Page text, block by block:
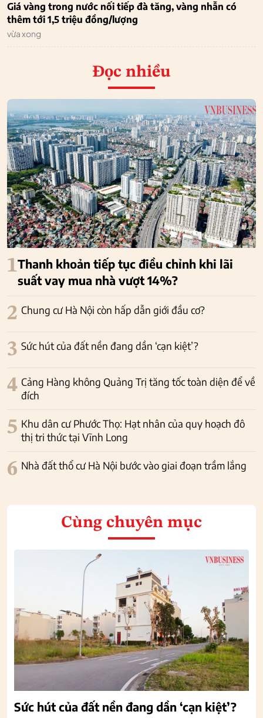
Giá vàng trong nước nối tiếp đà tăng, vàng nhẫn có
thêm tới 1,5 triệu đồng/lượng
vừa xong
Đọc nhiều
1Thanh khoản tiếp tục điều chỉnh khi lãi
suất vay mua nhà vượt 14%?
2 Chung cư Hà Nội còn hấp dẫn giới đầu cơ?
3 Sức hút của đất nền đang dần ‘cạn kiệt’?
4 Cảng Hàng không Quảng Trị tăng tốc toàn diện để về
đích
5 Khu dân cư Phước Thọ: Hạt nhân của quy hoạch đô
thị tri thức tại Vĩnh Long
6 Nhà đất thổ cư Hà Nội bước vào giai đoạn trầm lắng
Cùng chuyên mục
Sức hút của đất nền đang dần ‘cạn kiệt’?